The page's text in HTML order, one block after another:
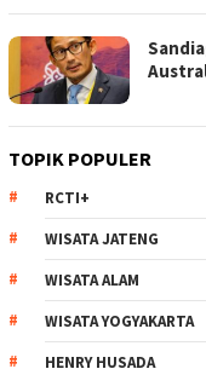
TOPIK POPULER
RCTI+
WISATA JATENG
WISATA ALAM
WISATA YOGYAKARTA
HENRY HUSADA